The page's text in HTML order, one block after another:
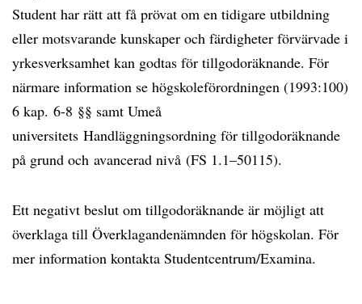
Student har rätt att få prövat om en tidigare utbildning
eller motsvarande kunskaper och färdigheter förvärvade i
yrkesverksamhet kan godtas för tillgodoräknande. För
närmare information se högskoleförordningen (1993:100)
6 kap. 6-8 §§ samt Umeå
universitets Handläggningsordning för tillgodoräknande
på grund och avancerad nivå (FS 1.1–50115).
Ett negativt beslut om tillgodoräknande är möjligt att
överklaga till Överklagandenämnden för högskolan. För
mer information kontakta Studentcentrum/Examina.